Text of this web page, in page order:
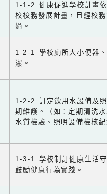
1-1-2 健康促進學校計畫
校校務發展計畫，且經校
過。
1-2-1 學校廁所大小便器
潔。
1-2-2 訂定飲用水設備及
期維護。（如：定期清洗
水質檢驗、照明設備檢核紀
1-3-1 學校制訂健康生活守
鼓勵健康行為實踐。